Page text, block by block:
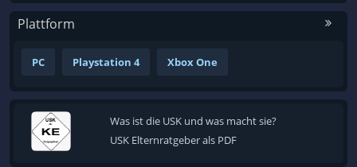
Plattform
PC Playstation 4 Xbox One
Was ist die USK und was macht sie?
USK Elternratgeber als PDF